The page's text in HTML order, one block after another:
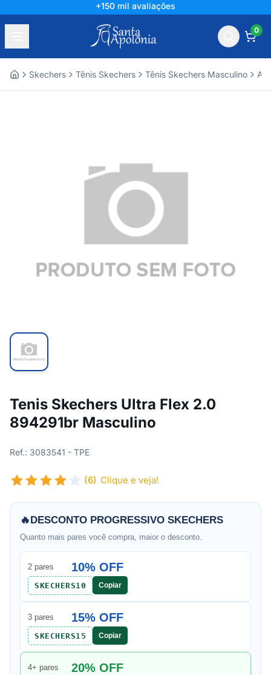
+150 mil avaliações
0
Skechers Tênis Skechers Tênis Skechers Masculino
Tenis Skechers Ultra Flex 2.0
894291br Masculino
Ref.: 3083541 - TPE
(6) Clique e veja!
🔥DESCONTO PROGRESSIVO SKECHERS
Quanto mais pares você compra, maior o desconto.
2 pares 10% OFF
SKECHERS10 Copiar
3 pares 15% OFF
SKECHERS15 Copiar
4+ pares 20% OFF